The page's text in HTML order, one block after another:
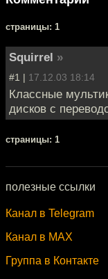
cтраницы: 1
Squirrel »
#1 | 17.12.03 18:14
Классные
дисков с
cтраницы: 1
полезные ссылки
Канал в Telegram
Канал в MAX
Группа в Контакте